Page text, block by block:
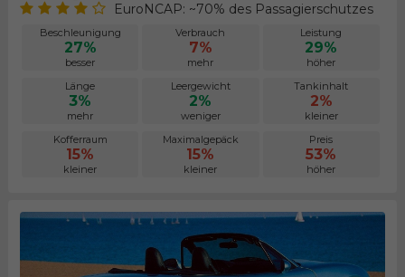
EuroNCAP: ~70% des Passagierschutzes
Beschleunigung
27%
besser
Verbrauch
7%
mehr
Leistung
29%
höher
Länge
3%
mehr
Leergewicht
2%
weniger
Tankinhalt
2%
kleiner
Kofferraum
15%
kleiner
Maximalgepäck
15%
kleiner
Preis
53%
höher